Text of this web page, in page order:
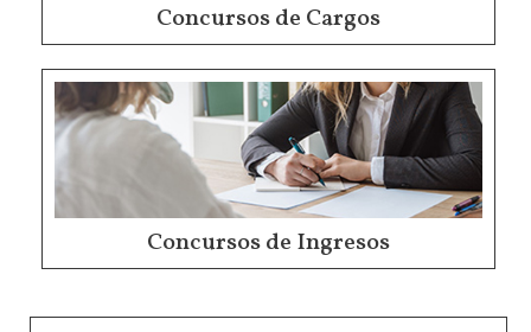
Concursos de Cargos
Concursos de Ingresos